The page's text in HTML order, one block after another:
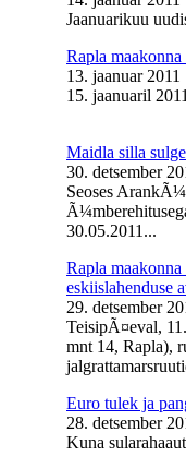
Jaanuarikuu
Rapla
13. jaanuar 2011
15. jaanuaril
Maidla silla
30. detsember
Seoses
30.05.2011...
Rapla
eskiislahenduse
29. detsember
TeisipÃ¤eval,
mnt 14, Rapla),
Euro tulek ja
28. detsember
Kuna